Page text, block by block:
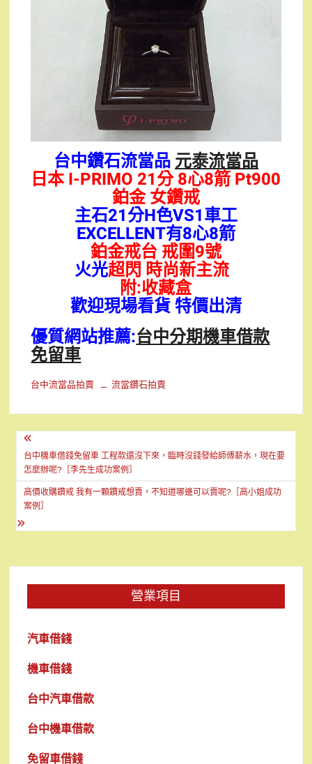
台中鑽石流當品 元泰流當品
日本 I-PRIMO 21分 8心8箭 Pt900
鉑金 女鑽戒
主石21分H色VS1車工
EXCELLENT有8心8箭
鉑金戒台 戒圍9號
火光超閃 時尚新主流
附:收藏盒
歡迎現場看貨 特價出清
優質網站推薦:台中分期機車借款
免留車
台中流當品拍賣 流當鑽石拍賣
文
章
導
覽
台中機車借錢免留車 工程款還沒下來，臨時沒錢發給師傅薪水，現在要
怎麼辦呢?［李先生成功案例］
高價收購鑽戒 我有一顆鑽戒想賣，不知道哪邊可以賣呢?［高小姐成功
案例］
營業項目
汽車借錢
機車借錢
台中汽車借款
台中機車借款
免留車借錢